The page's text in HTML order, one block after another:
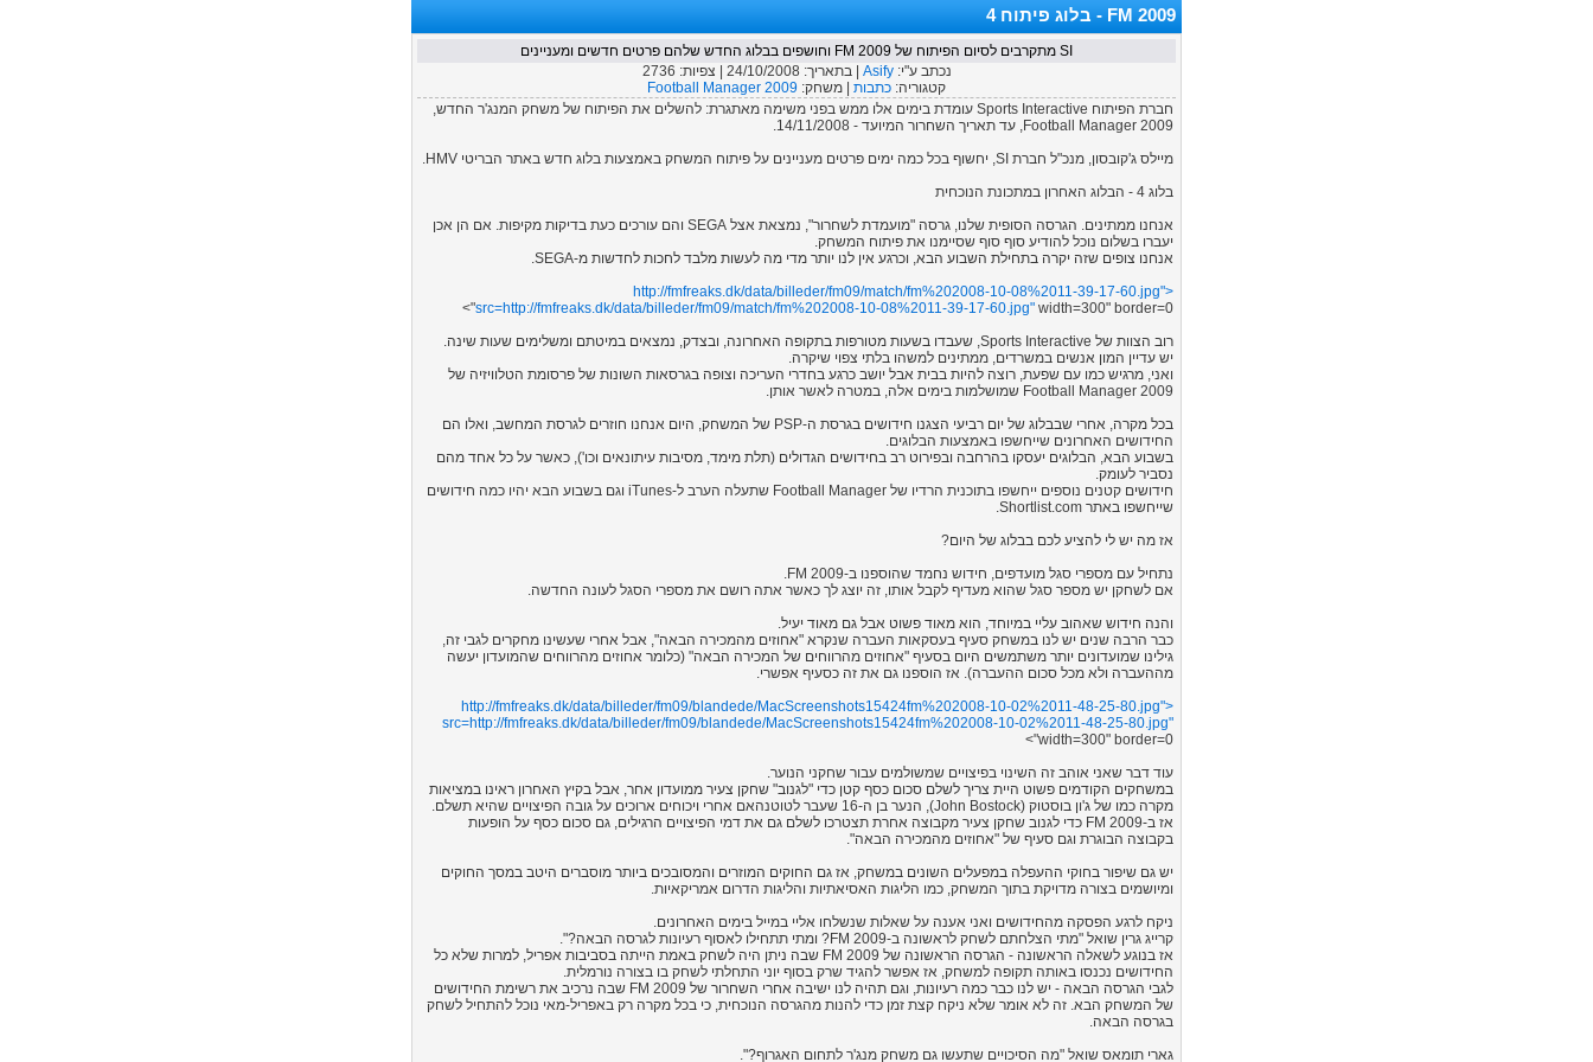
FM 2009 - בלוג פיתוח 4
SI מתקרבים לסיום הפיתוח של FM 2009 וחושפים בבלוג החדש שלהם פרטים חדשים ומעניינים
נכתב ע"י:Asify | בתאריך: 24/10/2008 | צפיות: 2736
קטגוריה: כתבות | משחק: Football Manager 2009
חברת הפיתוח Sports Interactive עומדת בימים אלו ממש בפני משימה מאתגרת: להשלים את הפיתוח של משחק המנג'ר החדש,
Football Manager 2009, עד תאריך השחרור המיועד - 14/11/2008.
מיילס ג'קובסון, מנכ"ל חברת SI, יחשוף בכל כמה ימים פרטים מעניינים על פיתוח המשחק באמצעות בלוג חדש באתר הבריטי HMV.
בלוג 4 - הבלוג האחרון במתכונת הנוכחית
אנחנו ממתינים. הגרסה הסופית שלנו, גרסה "מועמדת לשחרור", נמצאת אצל SEGA והם עורכים כעת בדיקות מקיפות. אם הן אכן
יעברו בשלום נוכל להודיע סוף סוף שסיימנו את פיתוח המשחק.
אנחנו צופים שזה יקרה בתחילת השבוע הבא, וכרגע אין לנו יותר מדי מה לעשות מלבד לחכות לחדשות מ-SEGA.
http://fmfreaks.dk/data/billeder/fm09/match/fm%202008-10-08%2011-39-17-60.jpg">
src=http://fmfreaks.dk/data/billeder/fm09/match/fm%202008-10-08%2011-39-17-60.jpg" width=300" border=0">
רוב הצוות של Sports Interactive, שעבדו בשעות מטורפות בתקופה האחרונה, ובצדק, נמצאים במיטתם ומשלימים שעות שינה.
יש עדיין המון אנשים במשרדים, ממתינים למשהו בלתי צפוי שיקרה.
ואני, מרגיש כמו עם שפעת, רוצה להיות בבית אבל יושב כרגע בחדרי העריכה וצופה בגרסאות השונות של פרסומת הטלוויזיה של
Football Manager 2009 שמושלמות בימים אלה, במטרה לאשר אותן.
בכל מקרה, אחרי שבבלוג של יום רביעי הצגנו חידושים בגרסת ה-PSP של המשחק, היום אנחנו חוזרים לגרסת המחשב, ואלו הם
החידושים האחרונים שייחשפו באמצעות הבלוגים.
בשבוע הבא, הבלוגים יעסקו בהרחבה ובפירוט רב בחידושים הגדולים (תלת מימד, מסיבות עיתונאים וכו'), כאשר על כל אחד מהם
נסביר לעומק.
חידושים קטנים נוספים ייחשפו בתוכנית הרדיו של Football Manager שתעלה הערב ל-iTunes וגם בשבוע הבא יהיו כמה חידושים
שייחשפו באתר Shortlist.com.
אז מה יש לי להציע לכם בבלוג של היום?
נתחיל עם מספרי סגל מועדפים, חידוש נחמד שהוספנו ב-FM 2009.
אם לשחקן יש מספר סגל שהוא מעדיף לקבל אותו, זה יוצג לך כאשר אתה רושם את מספרי הסגל לעונה החדשה.
והנה חידוש שאהוב עליי במיוחד, הוא מאוד פשוט אבל גם מאוד יעיל.
כבר הרבה שנים יש לנו במשחק סעיף בעסקאות העברה שנקרא "אחוזים מהמכירה הבאה", אבל אחרי שעשינו מחקרים לגבי זה,
גילינו שמועדונים יותר משתמשים היום בסעיף "אחוזים מהרווחים של המכירה הבאה" (כלומר אחוזים מהרווחים שהמועדון יעשה
מההעברה ולא מכל סכום ההעברה). אז הוספנו גם את זה כסעיף אפשרי.
http://fmfreaks.dk/data/billeder/fm09/blandede/MacScreenshots15424fm%202008-10-02%2011-48-25-80.jpg">
src=http://fmfreaks.dk/data/billeder/fm09/blandede/MacScreenshots15424fm%202008-10-02%2011-48-25-80.jpg"
width=300" border=0">
עוד דבר שאני אוהב זה השינוי בפיצויים שמשולמים עבור שחקני הנוער.
במשחקים הקודמים פשוט היית צריך לשלם סכום כסף קטן כדי "לגנוב" שחקן צעיר ממועדון אחר, אבל בקיץ האחרון ראינו במציאות
מקרה כמו של ג'ון בוסטוק (John Bostock), הנער בן ה-16 שעבר לטוטנהאם אחרי ויכוחים ארוכים על גובה הפיצויים שהיא תשלם.
אז ב-FM 2009 כדי לגנוב שחקן צעיר מקבוצה אחרת תצטרכו לשלם גם את דמי הפיצויים הרגילים, גם סכום כסף על הופעות
בקבוצה הבוגרת וגם סעיף של "אחוזים מהמכירה הבאה".
יש גם שיפור בחוקי ההעפלה במפעלים השונים במשחק, אז גם החוקים המוזרים והמסובכים ביותר מוסברים היטב במסך החוקים
ומיושמים בצורה מדויקת בתוך המשחק, כמו הליגות האסיאתיות והליגות הדרום אמריקאיות.
ניקח לרגע הפסקה מהחידושים ואני אענה על שאלות שנשלחו אליי במייל בימים האחרונים.
קרייג גרין שואל "מתי הצלחתם לשחק לראשונה ב-FM 2009? ומתי תתחילו לאסוף רעיונות לגרסה הבאה?".
אז בנוגע לשאלה הראשונה - הגרסה הראשונה של FM 2009 שבה ניתן היה לשחק באמת הייתה בסביבות אפריל, למרות שלא כל
החידושים נכנסו באותה תקופה למשחק, אז אפשר להגיד שרק בסוף יוני התחלתי לשחק בו בצורה נורמלית.
לגבי הגרסה הבאה - יש לנו כבר כמה רעיונות, וגם תהיה לנו ישיבה אחרי השחרור של FM 2009 שבה נרכיב את רשימת החידושים
של המשחק הבא. זה לא אומר שלא ניקח קצת זמן כדי להנות מהגרסה הנוכחית, כי בכל מקרה רק באפריל-מאי נוכל להתחיל לשחק
בגרסה הבאה.
גארי תומאס שואל "מה הסיכויים שתעשו גם משחק מנג'ר לתחום האגרוף?".